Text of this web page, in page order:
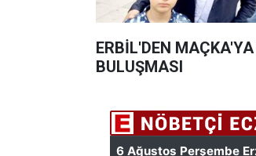
ERBİL'DEN MAÇKA'YA
BULUŞMASI